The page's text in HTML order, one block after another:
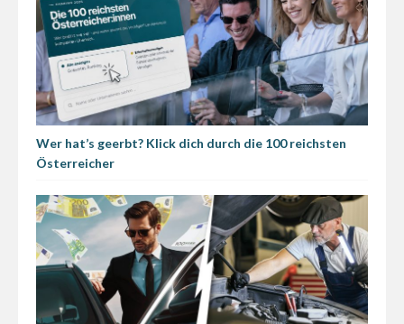
Wer hat’s geerbt? Klick dich durch die 100 reichsten
Österreicher